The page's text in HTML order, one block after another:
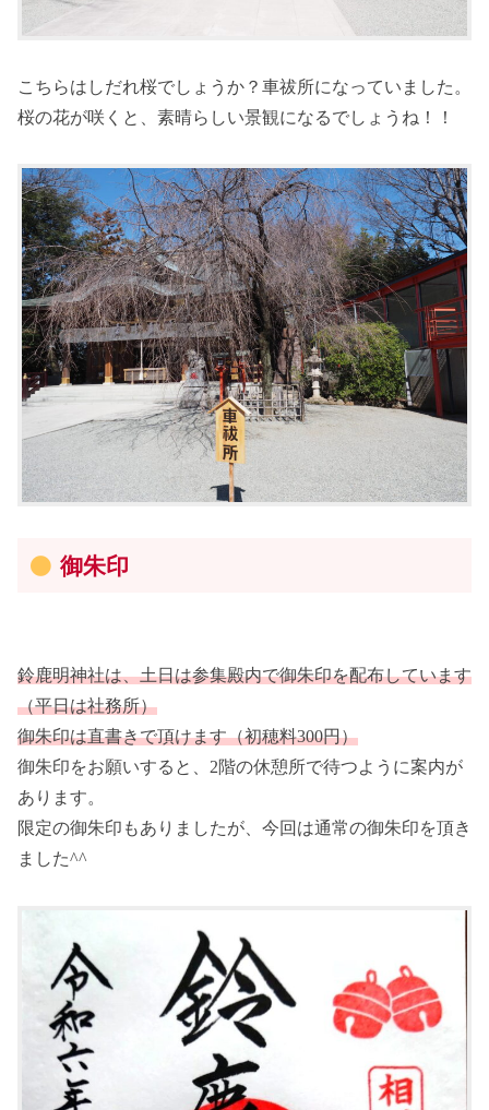
こちらはしだれ桜でしょうか？車祓所になっていました。
桜の花が咲くと、素晴らしい景観になるでしょうね！！
御朱印
鈴鹿明神社は、土日は参集殿内で御朱印を配布しています
（平日は社務所）
御朱印は直書きで頂けます（初穂料300円）
御朱印をお願いすると、2階の休憩所で待つように案内が
あります。
限定の御朱印もありましたが、今回は通常の御朱印を頂き
ました^^